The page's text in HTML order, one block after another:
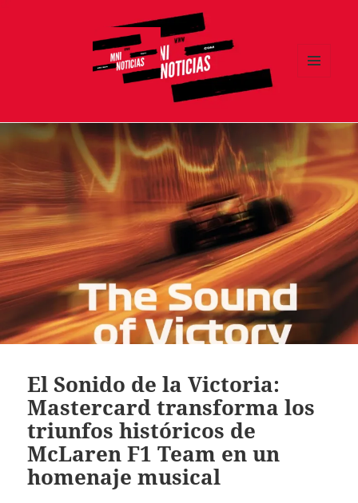
El Sonido de la Victoria:
Mastercard transforma los
triunfos históricos de
McLaren F1 Team en un
homenaje musical